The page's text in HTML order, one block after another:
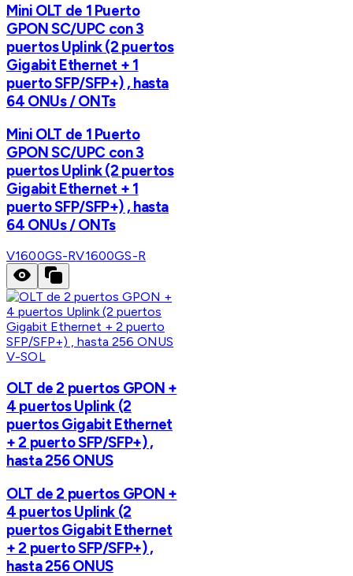
Mini OLT de 1 Puerto
GPON SC/UPC con 3
puertos Uplink (2 puertos
Gigabit Ethernet + 1
puerto SFP/SFP+) , hasta
64 ONUs / ONTs
Mini OLT de 1 Puerto
GPON SC/UPC con 3
puertos Uplink (2 puertos
Gigabit Ethernet + 1
puerto SFP/SFP+) , hasta
64 ONUs / ONTs
V1600GS-RV1600GS-R
V-SOL
OLT de 2 puertos GPON +
4 puertos Uplink (2
puertos Gigabit Ethernet
+ 2 puerto SFP/SFP+) ,
hasta 256 ONUS
OLT de 2 puertos GPON +
4 puertos Uplink (2
puertos Gigabit Ethernet
+ 2 puerto SFP/SFP+) ,
hasta 256 ONUS